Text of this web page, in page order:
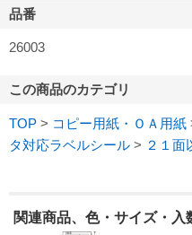
品番
26003
この商品のカテゴリ
TOP > コピー用紙・ＯＡ用紙
タ対応ラベルシール > ２１面
関連商品、色・サイズ・入